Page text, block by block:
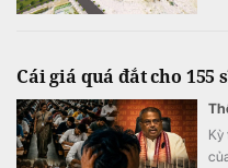
Cái giá quá đắt cho
Kỳ